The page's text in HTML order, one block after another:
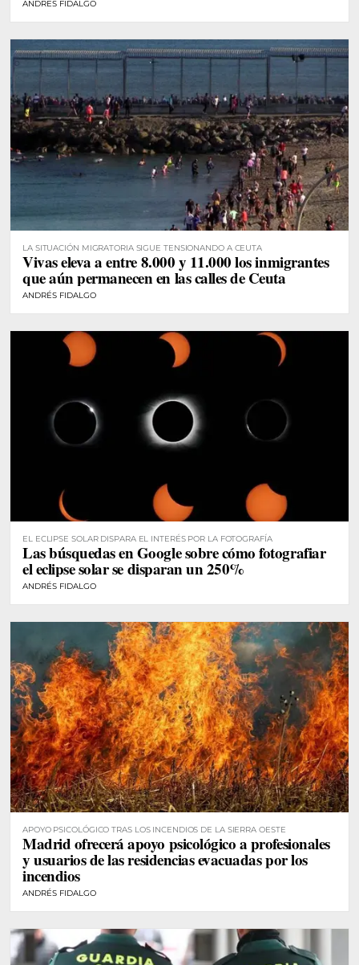
ANDRÉS FIDALGO
LA SITUACIÓN MIGRATORIA SIGUE TENSIONANDO A CEUTA
Vivas eleva a entre 8.000 y 11.000 los inmigrantes
que aún permanecen en las calles de Ceuta
ANDRÉS FIDALGO
EL ECLIPSE SOLAR DISPARA EL INTERÉS POR LA FOTOGRAFÍA
Las búsquedas en Google sobre cómo fotografiar
el eclipse solar se disparan un 250%
ANDRÉS FIDALGO
APOYO PSICOLÓGICO TRAS LOS INCENDIOS DE LA SIERRA OESTE
Madrid ofrecerá apoyo psicológico a profesionales
y usuarios de las residencias evacuadas por los
incendios
ANDRÉS FIDALGO